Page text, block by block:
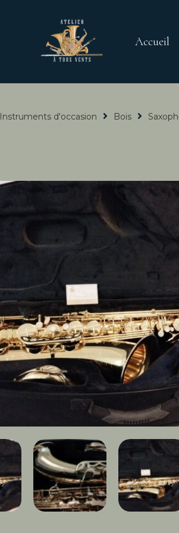
Accueil
Instruments d'occasion Bois